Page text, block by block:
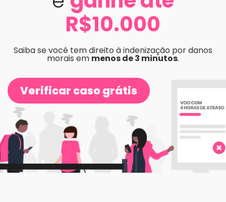
R$10.000
Saiba se você tem direito à indenização por danos
morais em menos de 3 minutos.
Verificar caso grátis